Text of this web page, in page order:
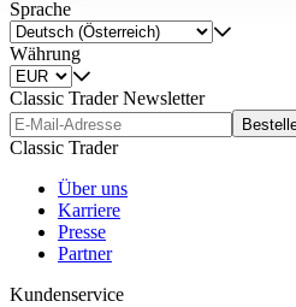
Sprache
Währung
Classic Trader Newsletter
Classic Trader
Über uns
Karriere
Presse
Partner
Kundenservice